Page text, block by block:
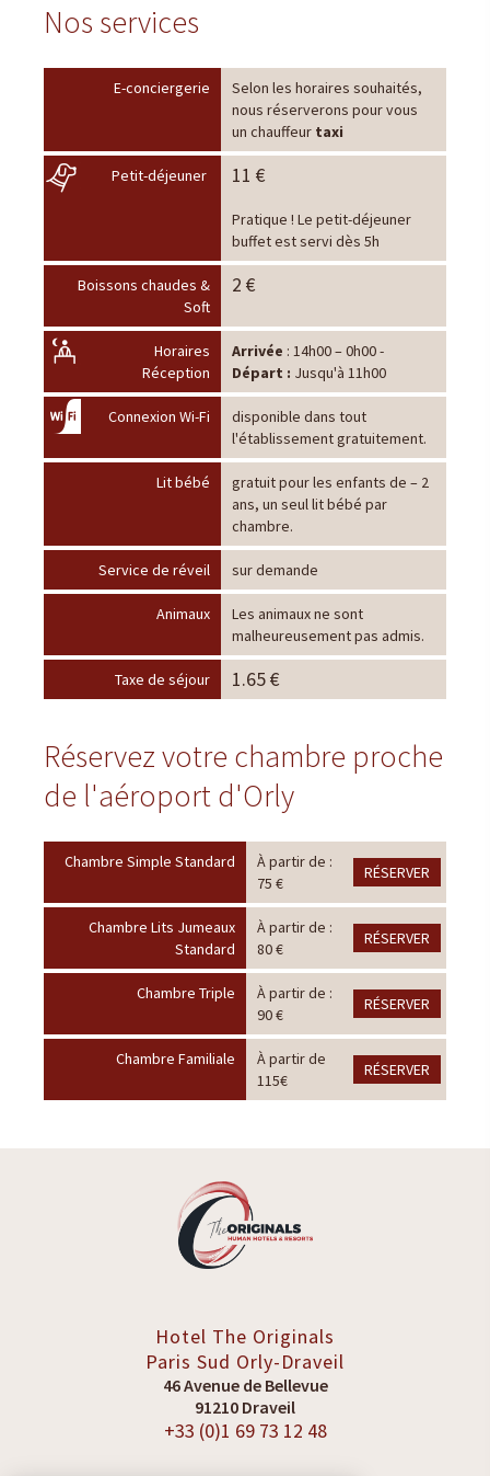
Nos services
E-conciergerie
Selon les horaires souhaités,
nous réserverons pour vous
un chauffeur taxi
Petit-déjeuner 11 €
Pratique ! Le petit-déjeuner
buffet est servi dès 5h
Boissons chaudes &
Soft
2 €
Horaires
Réception
Arrivée : 14h00 – 0h00 -
Départ : Jusqu'à 11h00
Connexion Wi-Fi
disponible dans tout
l'établissement gratuitement.
Lit bébé
gratuit pour les enfants de – 2
ans, un seul lit bébé par
chambre.
Service de réveil sur demande
Animaux
Les animaux ne sont
malheureusement pas admis.
Taxe de séjour 1.65 €
Réservez votre chambre proche
de l'aéroport d'Orly
Chambre Simple Standard
À partir de :
75 €
RÉSERVER
Chambre Lits Jumeaux
Standard
À partir de :
80 €
RÉSERVER
Chambre Triple
À partir de :
90 €
RÉSERVER
Chambre Familiale
À partir de
115€
RÉSERVER
Hotel The Originals
Paris Sud Orly-Draveil
46 Avenue de Bellevue
91210 Draveil
+33 (0)1 69 73 12 48